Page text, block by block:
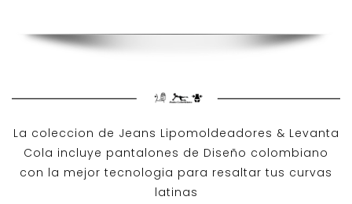
La coleccion de Jeans Lipomoldeadores & Levanta
Cola incluye pantalones de Diseño colombiano
con la mejor tecnologia para resaltar tus curvas
latinas